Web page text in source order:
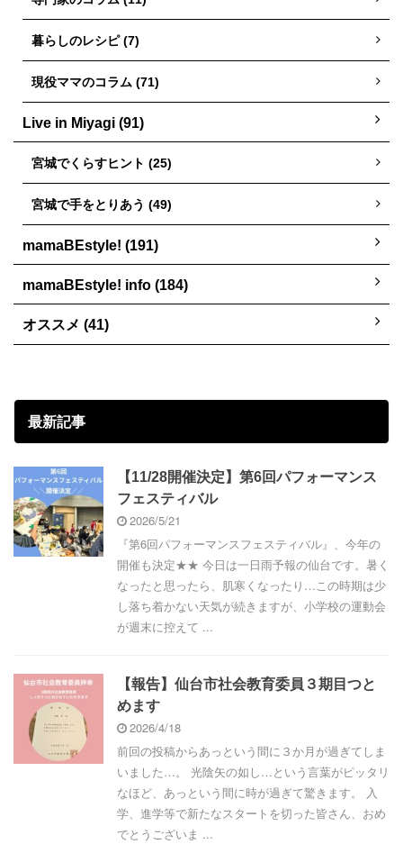
暮らしのレシピ (7)
現役ママのコラム (71)
Live in Miyagi (91)
宮城でくらすヒント (25)
宮城で手をとりあう (49)
mamaBEstyle! (191)
mamaBEstyle! info (184)
オススメ (41)
最新記事
【11/28開催決定】第6回パフォーマンス
フェスティバル
2026/5/21
『第6回パフォーマンスフェスティバル』、今年の
開催も決定★★ 今日は一日雨予報の仙台です。暑く
なったと思ったら、肌寒くなったり…この時期は少
し落ち着かない天気が続きますが、小学校の運動会
が週末に控えて ...
【報告】仙台市社会教育委員３期目つと
めます
2026/4/18
前回の投稿からあっという間に３か月が過ぎてしま
いました…。 光陰矢の如し…という言葉がピッタリ
なほど、あっという間に時が過ぎて驚きます。 入
学、進学等で新たなスタートを切った皆さん、おめ
でとうございま ...